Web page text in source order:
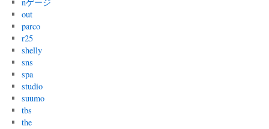
out
parco
r25
shelly
sns
spa
studio
suumo
tbs
the